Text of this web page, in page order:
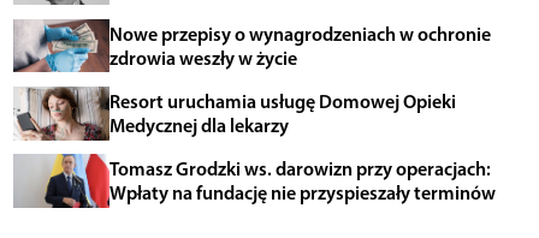
Nowe przepisy o wynagrodzeniach w ochronie
zdrowia weszły w życie
Resort uruchamia usługę Domowej Opieki
Medycznej dla lekarzy
Tomasz Grodzki ws. darowizn przy operacjach:
Wpłaty na fundację nie przyspieszały terminów